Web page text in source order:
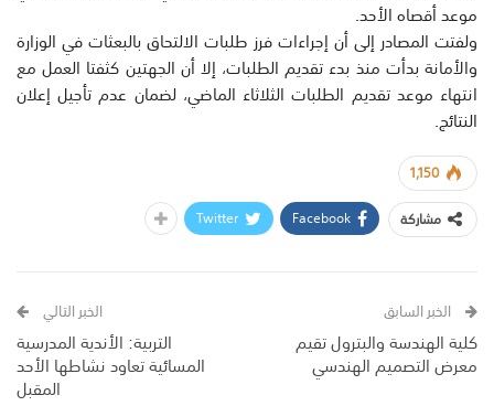
موعد أقصاه الأحد.
ولفتت المصادر إلى أن إجراءات فرز طلبات الالتحاق بالبعثات في الوزارة
والأمانة بدأت منذ بدء تقديم الطلبات، إلا أن الجهتين كثفتا العمل مع
انتهاء موعد تقديم الطلبات الثلاثاء الماضي، لضمان عدم تأجيل إعلان
النتائج.
1,150
مشاركة
Facebook
Twitter
الخبر السابق
كلية الهندسة والبترول تقيم
معرض التصميم الهندسي
الخبر التالي
التربية: الأندية المدرسية
المسائية تعاود نشاطها الأحد
المقبل